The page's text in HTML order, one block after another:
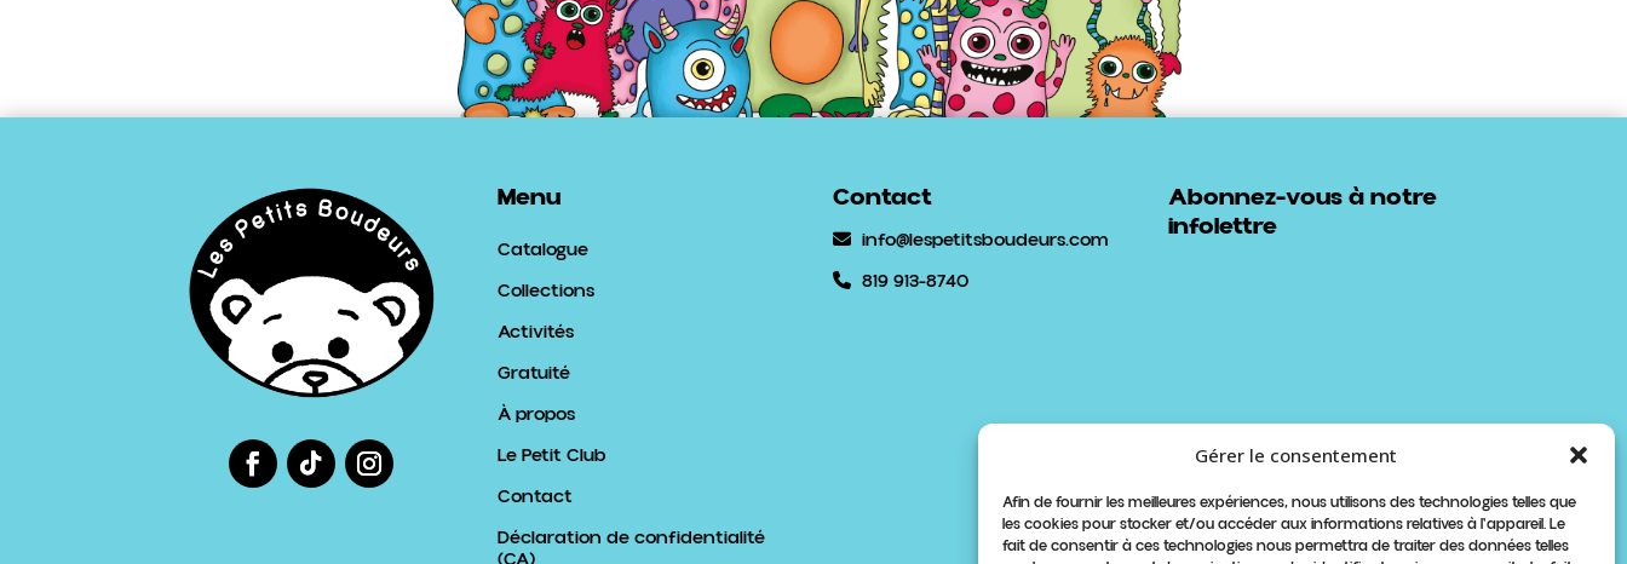
Gérer le consentement
Afin de fournir les meilleures expériences, nous utilisons des technologies telles que
les cookies pour stocker et/ou accéder aux informations relatives à l'appareil. Le
fait de consentir à ces technologies nous permettra de traiter des données telles
Menu
Catalogue
Collections
Activités
Gratuité
À propos
Le Petit Club
Contact
Déclaration de confidentialité
Contact
info@lespetitsboudeurs.com
819 913-8740
Abonnez-vous à notre
infolettre